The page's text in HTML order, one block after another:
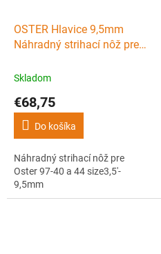
OSTER Hlavice 9,5mm
Náhradný strihací nôž pre
9,5mm
Skladom
€68,75
Do košíka
Náhradný strihací nôž pre
Oster 97-40 a 44 size3,5'-
9,5mm